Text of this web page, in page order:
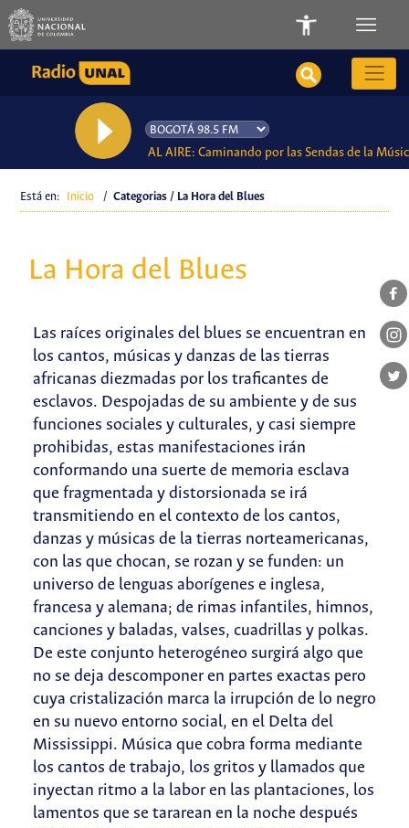
AL AIRE: Caminando por las Sendas de la
Está en: Inicio / Categorias / La Hora del Blues
La Hora del Blues
Las raíces originales del blues se encuentran en
los cantos, músicas y danzas de las tierras
africanas diezmadas por los traficantes de
esclavos. Despojadas de su ambiente y de sus
funciones sociales y culturales, y casi siempre
prohibidas, estas manifestaciones irán
conformando una suerte de memoria esclava
que fragmentada y distorsionada se irá
transmitiendo en el contexto de los cantos,
danzas y músicas de la tierras norteamericanas,
con las que chocan, se rozan y se funden: un
universo de lenguas aborígenes e inglesa,
francesa y alemana; de rimas infantiles, himnos,
canciones y baladas, valses, cuadrillas y polkas.
De este conjunto heterogéneo surgirá algo que
no se deja descomponer en partes exactas pero
cuya cristalización marca la irrupción de lo negro
en su nuevo entorno social, en el Delta del
Mississippi. Música que cobra forma mediante
los cantos de trabajo, los gritos y llamados que
inyectan ritmo a la labor en las plantaciones, los
lamentos que se tararean en la noche después